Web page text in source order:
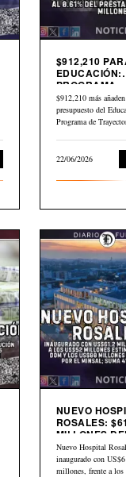
$912,210
EDUCACIÓN:
PROGRAMA
EDUCATIVAS
COMPLEJAS
$912,210 más
presupuesto del
Programa de
22/06/2026
NUEVO
ROSALES:
MILLONES
$80 MILLONES
BID
Nuevo Hospital
inaugurado con
millones, frente a los